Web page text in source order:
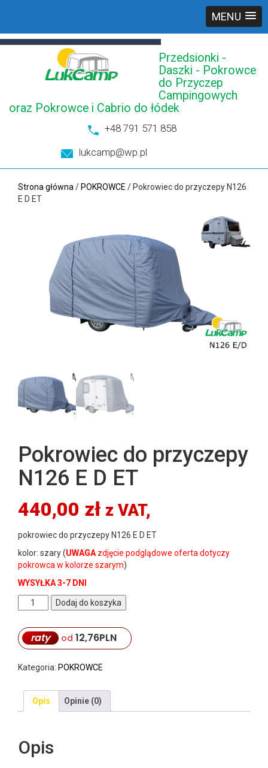
MENU
Przedsionki -
Daszki - Pokrowce
do Przyczep
Campingowych
oraz Pokrowce i Cabrio do łódek
+48 791 571 858
lukcamp@wp.pl
Strona główna / POKROWCE / Pokrowiec do przyczepy N126
E D ET
Pokrowiec do przyczepy
N126 E D ET
440,00 zł z VAT,
pokrowiec do przyczepy N126 E D ET
kolor: szary (UWAGA zdjęcie podglądowe oferta dotyczy
pokrowca w kolorze szarym)
WYSYŁKA 3-7 DNI
ilość
Pokrowiec
przyczepy
N126
D
Dodaj do koszyka
raty od 12,76PLN
Kategoria: POKROWCE
Opis Opinie (0)
Opis